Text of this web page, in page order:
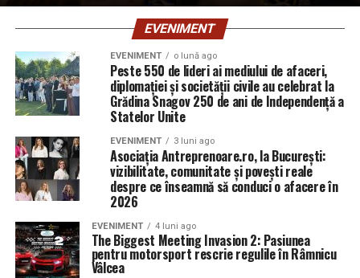
EVENIMENT
EVENIMENT o lună ago
Peste 550 de lideri ai mediului de afaceri,
diplomației și societății civile au celebrat la
Grădina Snagov 250 de ani de Independență a
Statelor Unite
EVENIMENT 3 luni ago
Asociația Antreprenoare.ro, la București:
vizibilitate, comunitate și povești reale
despre ce înseamnă să conduci o afacere în
2026
EVENIMENT 4 luni ago
The Biggest Meeting Invasion 2: Pasiunea
pentru motorsport rescrie regulile în Râmnicu
Vâlcea